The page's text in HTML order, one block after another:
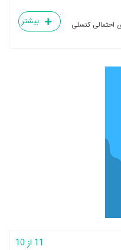
احتمالی کنسلی
بیشتر
11 از 10